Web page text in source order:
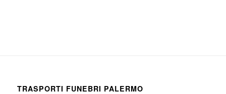
TRASPORTI FUNEBRI PALERMO